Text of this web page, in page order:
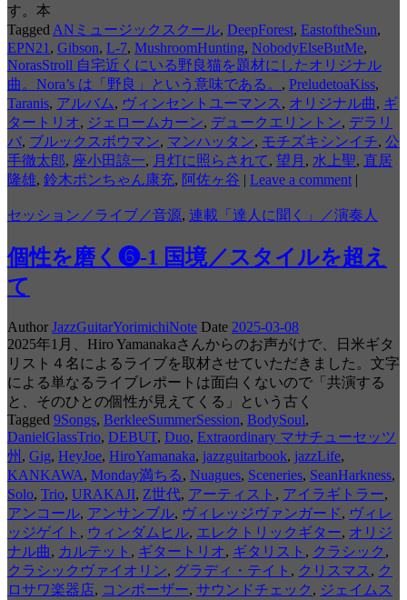
す。本
Tagged ANミュージックスクール, DeepForest, EastoftheSun,
EPN21 , Gibson, L-7, MushroomHunting, NobodyElseButMe,
NorasStroll 自宅近くにいる野良猫を題材にしたオリジナル
曲。Nora’s は「野良」という意味である。 , PreludetoaKiss,
Taranis, アルバム, ヴィンセントユーマンス , オリジナル曲, ギ
タートリオ, ジェロームカーン, デュークエリントン, デラリ
バ, ブルックスボウマン, マンハッタン, モチズキシンイチ, 公
手徹太郎, 座小田諒一, 月灯に照らされて, 望月 , 水上聖, 直居
隆雄, 鈴木ポンちゃん康充, 阿佐ヶ谷 | Leave a comment |
セッション／ライブ／音源, 連載「達人に聞く」／演奏人
個性を磨く❻-1 国境／スタイルを超え
て
Author JazzGuitarYorimichiNote Date 2025-03-08
2025年1月、Hiro Yamanakaさんからのお声がけで、日米ギタ
リスト４名によるライブを取材させていただきました。文字
による単なるライブレポートは面白くないので「共演する
と、そのひとの個性が見えてくる」という古く
Tagged 9Songs, BerkleeSummerSession, BodySoul,
DanielGlassTrio, DEBUT, Duo, Extraordinary マサチューセッツ
州 , Gig, HeyJoe, HiroYamanaka, jazzguitarbook, jazzLife,
KANKAWA, Monday満ちる, Nuagues, Sceneries, SeanHarkness,
Solo, Trio, URAKAJI, Z世代, アーティスト , アイラギトラー,
アンコール, アンサンブル, ヴィレッジヴァンガード, ヴィレ
ッジゲイト , ウィンダムヒル, エレクトリックギター, オリジ
ナル曲, カルテット , ギタートリオ, ギタリスト , クラシック ,
クラシックヴァイオリン, グラディ・テイト , クリスマス , ク
ロサワ楽器店, コンポーザー, サウンドチェック , ジェイムス